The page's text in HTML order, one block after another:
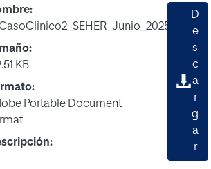
KB
Portable Document
D
e
s
c
a
r
g
a
r